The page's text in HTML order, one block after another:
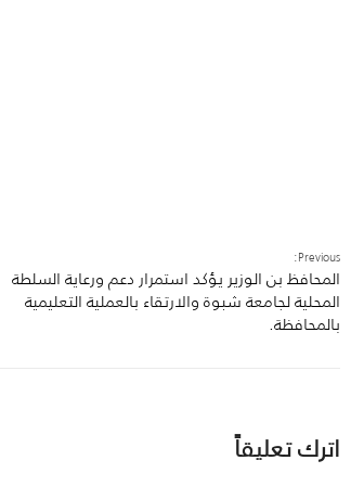
Previous:
المحافظ بن الوزير يؤكد استمرار دعم ورعاية السلطة
المحلية لجامعة شبوة والارتقاء بالعملية التعليمية
بالمحافظة.
اترك تعليقاً